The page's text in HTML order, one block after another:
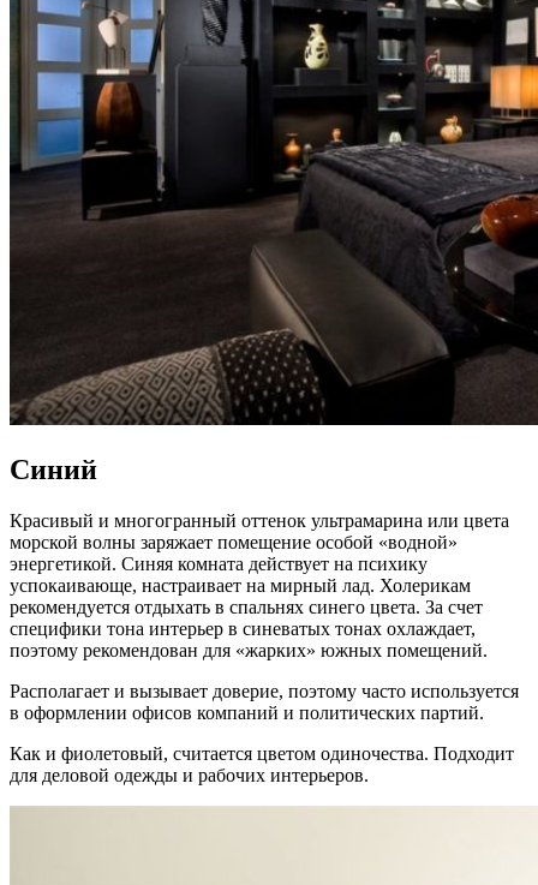
Синий
Красивый и многогранный оттенок ультрамарина или цвета
морской волны заряжает помещение особой «водной»
энергетикой. Синяя комната действует на психику
успокаивающе, настраивает на мирный лад. Холерикам
рекомендуется отдыхать в спальнях синего цвета. За счет
специфики тона интерьер в синеватых тонах охлаждает,
поэтому рекомендован для «жарких» южных помещений.
Располагает и вызывает доверие, поэтому часто используется
в оформлении офисов компаний и политических партий.
Как и фиолетовый, считается цветом одиночества. Подходит
для деловой одежды и рабочих интерьеров.